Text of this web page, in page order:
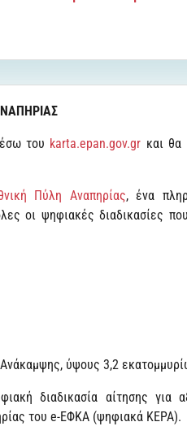
του karta.epan.gov.gr και θα
Πύλη Αναπηρίας, ένα
οι ψηφιακές διαδικασίες
ύψους 3,2
διαδικασία αίτησης για
του e-ΕΦΚΑ (ψηφιακά KEPA).